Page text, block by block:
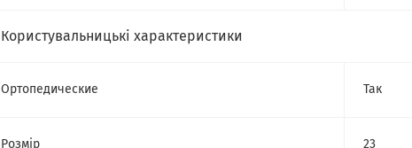
Користувальницькі характеристики
Ортопедические Так
Розмір 23